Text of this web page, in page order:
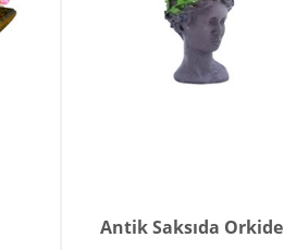
Antik Saksıda Orkide